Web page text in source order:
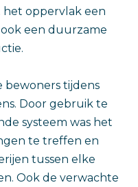
oppervlak een
een duurzame
bewoners tijdens
Door gebruik te
systeem was het
te treffen en
tussen elke
Ook de verwachte